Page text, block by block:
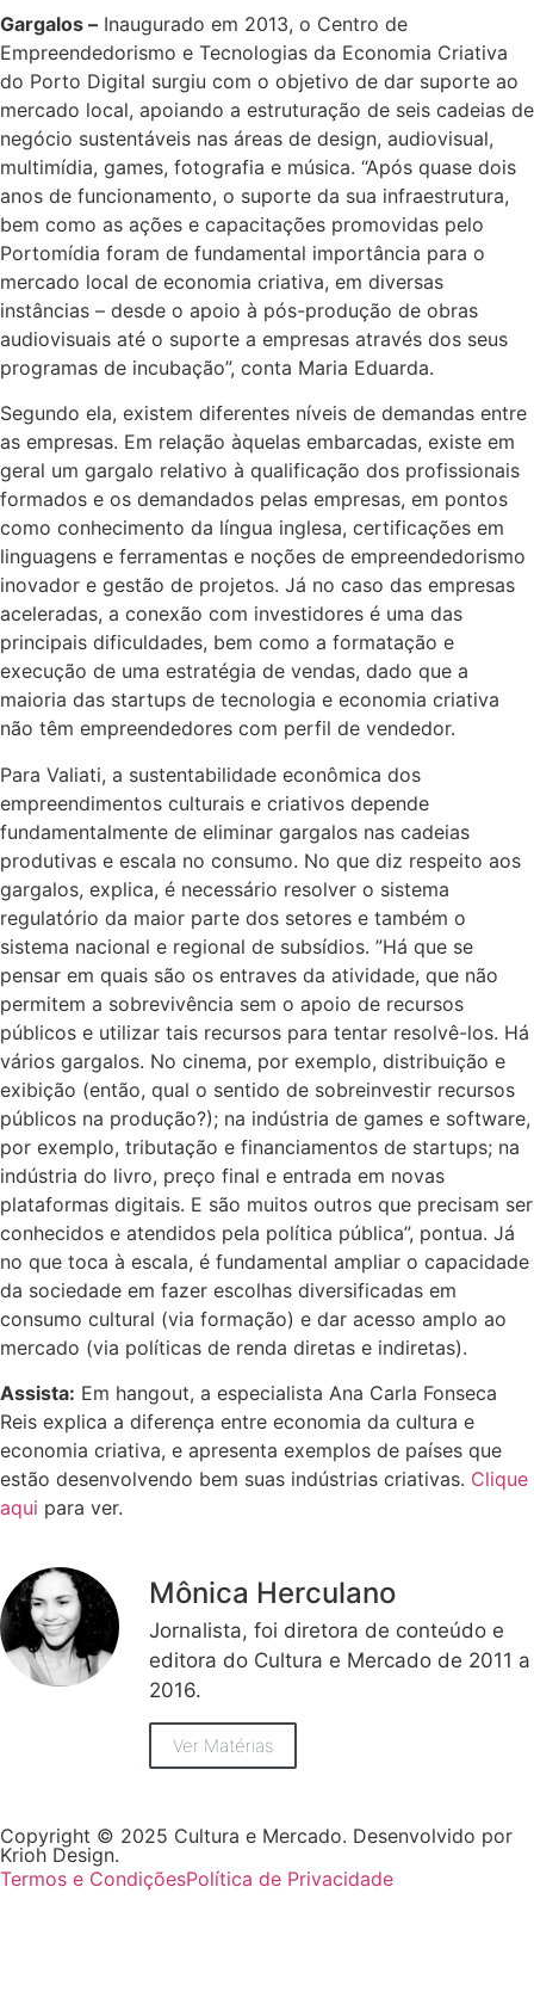
Gargalos – Inaugurado em 2013, o Centro de
Empreendedorismo e Tecnologias da Economia Criativa
do Porto Digital surgiu com o objetivo de dar suporte ao
mercado local, apoiando a estruturação de seis cadeias de
negócio sustentáveis nas áreas de design, audiovisual,
multimídia, games, fotografia e música. “Após quase dois
anos de funcionamento, o suporte da sua infraestrutura,
bem como as ações e capacitações promovidas pelo
Portomídia foram de fundamental importância para o
mercado local de economia criativa, em diversas
instâncias – desde o apoio à pós-produção de obras
audiovisuais até o suporte a empresas através dos seus
programas de incubação”, conta Maria Eduarda.
Segundo ela, existem diferentes níveis de demandas entre
as empresas. Em relação àquelas embarcadas, existe em
geral um gargalo relativo à qualificação dos profissionais
formados e os demandados pelas empresas, em pontos
como conhecimento da língua inglesa, certificações em
linguagens e ferramentas e noções de empreendedorismo
inovador e gestão de projetos. Já no caso das empresas
aceleradas, a conexão com investidores é uma das
principais dificuldades, bem como a formatação e
execução de uma estratégia de vendas, dado que a
maioria das startups de tecnologia e economia criativa
não têm empreendedores com perfil de vendedor.
Para Valiati, a sustentabilidade econômica dos
empreendimentos culturais e criativos depende
fundamentalmente de eliminar gargalos nas cadeias
produtivas e escala no consumo. No que diz respeito aos
gargalos, explica, é necessário resolver o sistema
regulatório da maior parte dos setores e também o
sistema nacional e regional de subsídios. ”Há que se
pensar em quais são os entraves da atividade, que não
permitem a sobrevivência sem o apoio de recursos
públicos e utilizar tais recursos para tentar resolvê-los. Há
vários gargalos. No cinema, por exemplo, distribuição e
exibição (então, qual o sentido de sobreinvestir recursos
públicos na produção?); na indústria de games e software,
por exemplo, tributação e financiamentos de startups; na
indústria do livro, preço final e entrada em novas
plataformas digitais. E são muitos outros que precisam ser
conhecidos e atendidos pela política pública”, pontua. Já
no que toca à escala, é fundamental ampliar o capacidade
da sociedade em fazer escolhas diversificadas em
consumo cultural (via formação) e dar acesso amplo ao
mercado (via políticas de renda diretas e indiretas).
Assista: Em hangout, a especialista Ana Carla Fonseca
Reis explica a diferença entre economia da cultura e
economia criativa, e apresenta exemplos de países que
estão desenvolvendo bem suas indústrias criativas. Clique
aqui para ver.
Mônica Herculano
Jornalista, foi diretora de conteúdo e
editora do Cultura e Mercado de 2011 a
2016.
Ver Matérias
Copyright © 2025 Cultura e Mercado. Desenvolvido por
Krioh Design.
Termos e CondiçõesPolítica de Privacidade